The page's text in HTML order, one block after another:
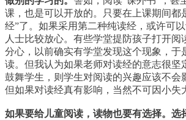
课，也是可以开放的。只要在上课期间都
经”了。如果采用第二种纯读经，或许可
人士比较放心。有些学堂提防孩子打开阅
分心，以前确实有学堂发现这个现象，于
读。但我认为如果老师对读经的意志很坚
鼓舞学生，则学生对阅读的兴趣应该不会
但如果对读经真有影响，当然不可因小失
如果要给儿童阅读，读物也要有选择。选